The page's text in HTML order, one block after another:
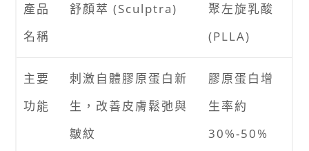
產品
名稱
舒顏萃 (Sculptra)
聚左旋乳酸
(PLLA)
主要
功能
刺激自體膠原蛋白新
生，改善皮膚鬆弛與
皺紋
膠原蛋白增
生率約
30%-50%